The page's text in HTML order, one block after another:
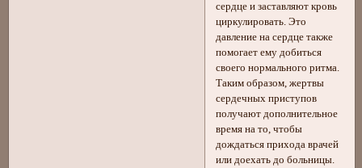
сердце и заставляют кровь
циркулировать. Это
давление на сердце также
помогает ему добиться
своего нормального ритма.
Таким образом, жертвы
сердечных приступов
получают дополнительное
время на то, чтобы
дождаться прихода врачей
или доехать до больницы.